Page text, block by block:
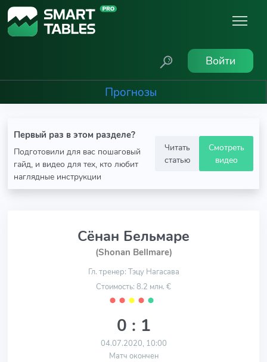
Войти
Прогнозы
Первый раз в этом разделе?
Подготовили для вас пошаговый
гайд, и видео для тех, кто любит
наглядные инструкции
Читать
статью
Смотреть
видео
Сёнан Бельмаре
(Shonan Bellmare)
Гл. тренер: Тэцу Нагасава
Стоимость: 8.2 млн. €
⬤ ⬤ ⬤ ⬤ ⬤
0 : 1
04.07.2020, 10:00
Матч окончен